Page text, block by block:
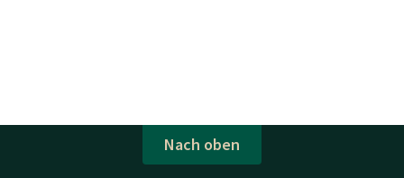
Nach oben